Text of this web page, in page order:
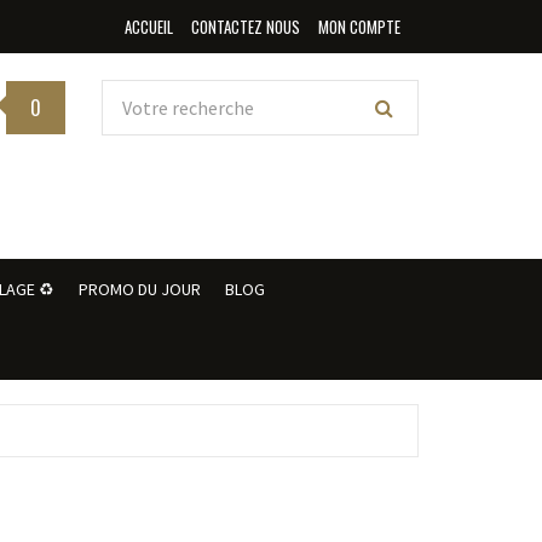
ACCUEIL CONTACTEZ NOUS MON COMPTE
0
♻️ PROMO DU JOUR BLOG